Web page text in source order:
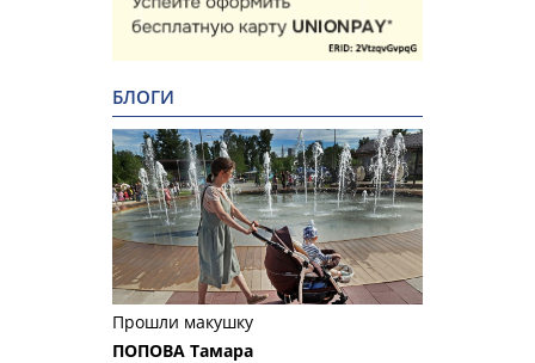
БЛОГИ
Прошли макушку
ПОПОВА Тамара